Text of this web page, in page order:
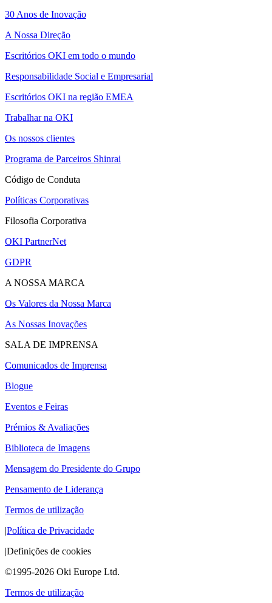
30 Anos de Inovação
A Nossa Direção
Escritórios OKI em todo o mundo
Responsabilidade Social e Empresarial
Escritórios OKI na região EMEA
Trabalhar na OKI
Os nossos clientes
Programa de Parceiros Shinrai
Código de Conduta
Políticas Corporativas
Filosofia Corporativa
OKI PartnerNet
GDPR
A NOSSA MARCA
Os Valores da Nossa Marca
As Nossas Inovações
SALA DE IMPRENSA
Comunicados de Imprensa
Blogue
Eventos e Feiras
Prémios & Avaliações
Biblioteca de Imagens
Mensagem do Presidente do Grupo
Pensamento de Liderança
Termos de utilização
|Política de Privacidade
|Definições de cookies
©1995-2026 Oki Europe Ltd.
Termos de utilização